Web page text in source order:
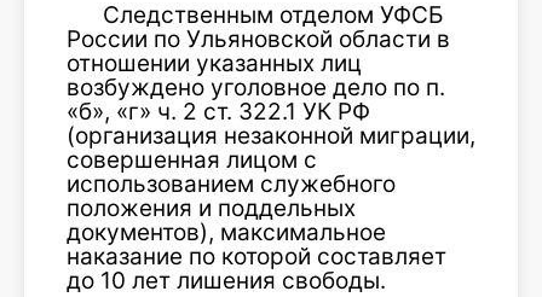
Следственным отделом УФСБ
России по Ульяновской области в
отношении указанных лиц
возбуждено уголовное дело по п.
«б», «г» ч. 2 ст. 322.1 УК РФ
(организация незаконной миграции,
совершенная лицом с
использованием служебного
положения и поддельных
документов), максимальное
наказание по которой составляет
до 10 лет лишения свободы.